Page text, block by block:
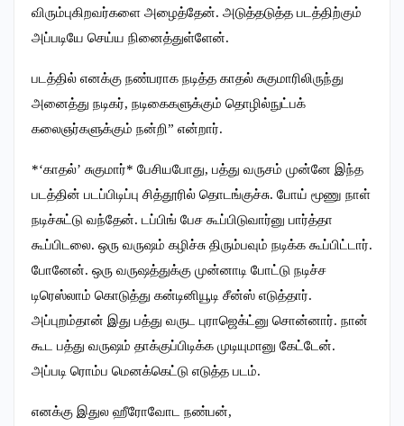
விரும்புகிறவர்களை அழைத்தேன். அடுத்தடுத்த படத்திற்கும்
அப்படியே செய்ய நினைத்துள்ளேன்.
படத்தில் எனக்கு நண்பராக நடித்த காதல் சுகுமாரிலிருந்து
அனைத்து நடிகர், நடிகைகளுக்கும் தொழில்நுட்பக்
கலைஞர்களுக்கும் நன்றி” என்றார்.
*‘காதல்’ சுகுமார்* பேசியபோது, பத்து வருசம் முன்னே இந்த
படத்தின் படப்பிடிப்பு சித்தூரில் தொடங்குச்சு. போய் மூணு நாள்
நடிச்சுட்டு வந்தேன். டப்பிங் பேச கூப்பிடுவார்னு பார்த்தா
கூப்பிடலை. ஒரு வருஷம் கழிச்சு திரும்பவும் நடிக்க கூப்பிட்டார்.
போனேன். ஒரு வருஷத்துக்கு முன்னாடி போட்டு நடிச்ச
டிரெஸ்லாம் கொடுத்து கன்டினியூடி சீன்ஸ் எடுத்தார்.
அப்புறம்தான் இது பத்து வருட புராஜெக்ட்னு சொன்னார். நான்
கூட பத்து வருஷம் தாக்குப்பிடிக்க முடியுமானு கேட்டேன்.
அப்படி ரொம்ப மெனக்கெட்டு எடுத்த படம்.
எனக்கு இதுல ஹீரோவோட நண்பன்,